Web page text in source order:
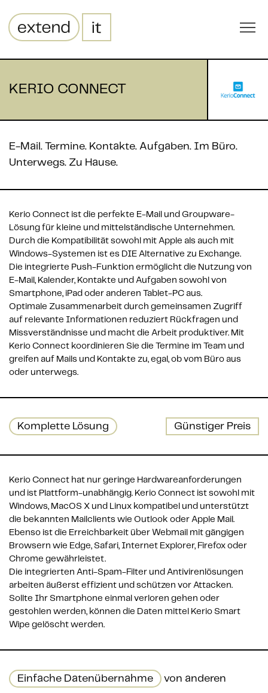
KERIO CONNECT
E-Mail. Termine. Kontakte. Aufgaben. Im Büro.
Unterwegs. Zu Hause.
Kerio Connect ist die perfekte E-Mail und Groupware-
Lösung für kleine und mittelständische Unternehmen.
Durch die Kompatibilität sowohl mit Apple als auch mit
Windows-Systemen ist es DIE Alternative zu Exchange.
Die integrierte Push-Funktion ermöglicht die Nutzung von
E-Mail, Kalender, Kontakte und Aufgaben sowohl von
Smartphone, iPad oder anderen Tablet-PC aus.
Optimale Zusammenarbeit durch gemeinsamen Zugriff
auf relevante Informationen reduziert Rückfragen und
Missverständnisse und macht die Arbeit produktiver. Mit
Kerio Connect koordinieren Sie die Termine im Team und
greifen auf Mails und Kontakte zu, egal, ob vom Büro aus
Komplette Lösung Günstiger Preis
Kerio Connect hat nur geringe Hardwareanforderungen
und ist Plattform-unabhängig. Kerio Connect ist sowohl mit
Windows, MacOS X und Linux kompatibel und unterstützt
die bekannten Mailclients wie Outlook oder Apple Mail.
Ebenso ist die Erreichbarkeit über Webmail mit gängigen
Browsern wie Edge, Safari, Internet Explorer, Firefox oder
Chrome gewährleistet.
Die integrierten Anti-Spam-Filter und Antivirenlösungen
arbeiten äußerst effizient und schützen vor Attacken.
Sollte Ihr Smartphone einmal verloren gehen oder
gestohlen werden, können die Daten mittel Kerio Smart
Einfache Datenübernahme
von anderen